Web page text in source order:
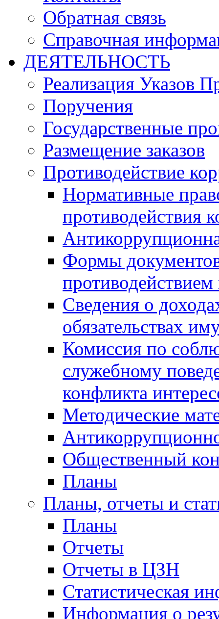
Обратная связь
Справочная
ДЕЯТЕЛЬНОСТЬ
Реализация Указов
Поручения
Государственные
Размещение заказов
Противодействие
Нормативные
противодействия
Формы
Сведения о
обязательствах
Комиссия по
служебному
конфликта
Методические
Общественный
Планы
Планы, отчеты и
Планы
Отчеты
Отчеты в ЦЗН
Статистическая
Информация о